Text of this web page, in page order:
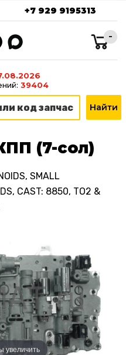
+7 929 9195313
-
39404
(7-сол)
SMALL
CAST: 8850, TO2 &
увеличить